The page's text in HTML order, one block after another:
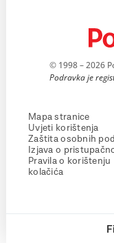
© 1998 – 2026
Podravka je
Mapa stranice
Uvjeti korištenja
Zaštita osobnih
Izjava o
Pravila o korištenju
kolačića